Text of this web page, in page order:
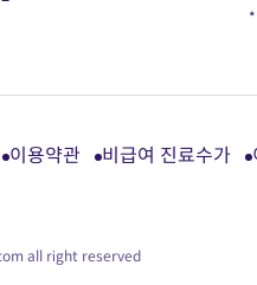
이용약관 비급여 진료수가
all right reserved